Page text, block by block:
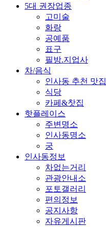
5대 권장업종
고미술
화랑
공예품
표구
필방.지업사
차/음식
인사동 추천 맛집
식당
카페&찻집
핫플레이스
주변명소
인사동명소
궁
인사동정보
차없는거리
관광안내소
포토갤러리
편의정보
공지사항
자유게시판